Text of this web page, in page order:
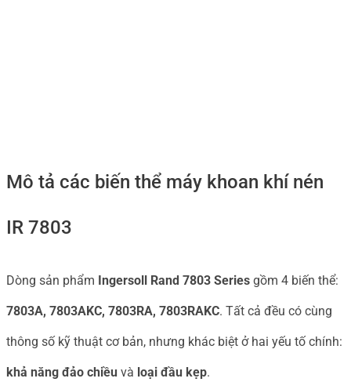
Mô tả các biến thể máy khoan khí nén
IR 7803
Dòng sản phẩm Ingersoll Rand 7803 Series gồm 4 biến thể:
7803A, 7803AKC, 7803RA, 7803RAKC. Tất cả đều có cùng
thông số kỹ thuật cơ bản, nhưng khác biệt ở hai yếu tố chính:
khả năng đảo chiều và loại đầu kẹp.